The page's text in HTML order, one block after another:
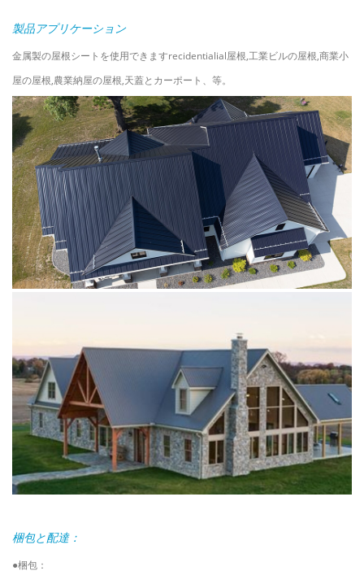
製品アプリケーション
金属製の屋根シートを使用できますrecidentialial屋根,工業ビルの屋根,商業小
屋の屋根,農業納屋の屋根,天蓋とカーポート 、等。
梱包と配達：
●梱包：